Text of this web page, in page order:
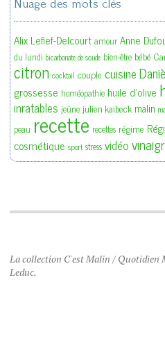
Nuage des mots clés
Alix Lefief-Delcourt amour Anne
du lundi bicarbonate de soude bien-être bébé
citron cocktail couple cuisine
grossesse homéopathie huile d'olive
inratables jeûne julien kaibeck malin
peau recette recettes régime
cosmétique sport stress vidéo
La collection C'est Malin / Quotidien
Leduc.